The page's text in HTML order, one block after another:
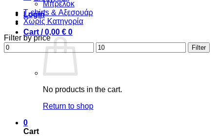
Login
Cart /0,00 € 0
No products in the cart.
Return to shop
0
Cart
Μπρελόκ
Τ-shirts & Αξεσουάρ
Χωρίς Κατηγορία
Filter by price
Min
price
Max
price
Filter